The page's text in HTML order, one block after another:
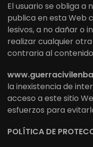
El usuario se obliga a
publica en esta Web
lesivos, a no dañar o
realizar cualquier
contraria al
la inexistencia de
acceso a este sitio
esfuerzos para
POLÍTICA DE